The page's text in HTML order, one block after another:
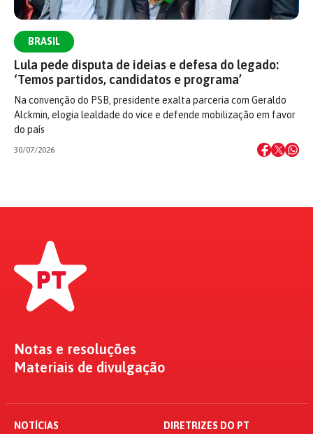
BRASIL
Lula pede disputa de ideias e defesa do legado:
‘Temos partidos, candidatos e programa’
Na convenção do PSB, presidente exalta parceria com Geraldo
Alckmin, elogia lealdade do vice e defende mobilização em favor
do país
30/07/2026
Notas e resoluções
Materiais de divulgação
NOTÍCIAS DIRETRIZES DO PT